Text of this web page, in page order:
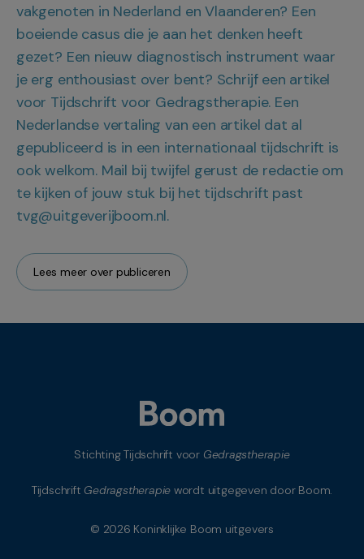
vakgenoten in Nederland en Vlaanderen? Een
boeiende casus die je aan het denken heeft
gezet? Een nieuw diagnostisch instrument waar
je erg enthousiast over bent? Schrijf een artikel
voor Tijdschrift voor Gedragstherapie. Een
Nederlandse vertaling van een artikel dat al
gepubliceerd is in een internationaal tijdschrift is
ook welkom. Mail bij twijfel gerust de redactie om
te kijken of jouw stuk bij het tijdschrift past
tvg@uitgeverijboom.nl.
Lees meer over publiceren
Stichting Tijdschrift voor Gedragstherapie
Tijdschrift Gedragstherapie wordt uitgegeven door Boom.
© 2026 Koninklijke Boom uitgevers